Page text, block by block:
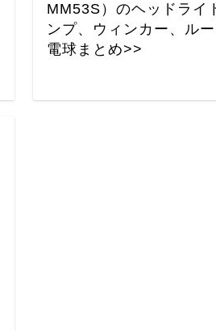
MM53S）のヘッドライ
ンプ、ウィンカー、ル
電球まとめ>>